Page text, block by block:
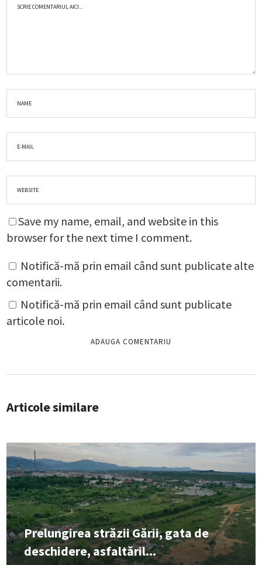
Save my name, email, and website in this
browser for the next time I comment.
Notifică-mă prin email când sunt publicate alte
comentarii.
Notifică-mă prin email când sunt publicate
articole noi.
Articole similare
Prelungirea străzii Gării, gata de
deschidere, asfaltăril...